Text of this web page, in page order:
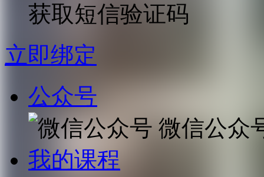
获取短信验证码
立即绑定
公众号
微信公众
我的课程